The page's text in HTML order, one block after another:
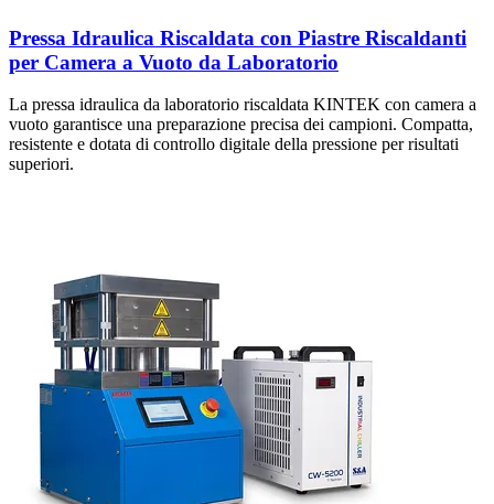
Pressa Idraulica Riscaldata con Piastre Riscaldanti
per Camera a Vuoto da Laboratorio
La pressa idraulica da laboratorio riscaldata KINTEK con camera a
vuoto garantisce una preparazione precisa dei campioni. Compatta,
resistente e dotata di controllo digitale della pressione per risultati
superiori.